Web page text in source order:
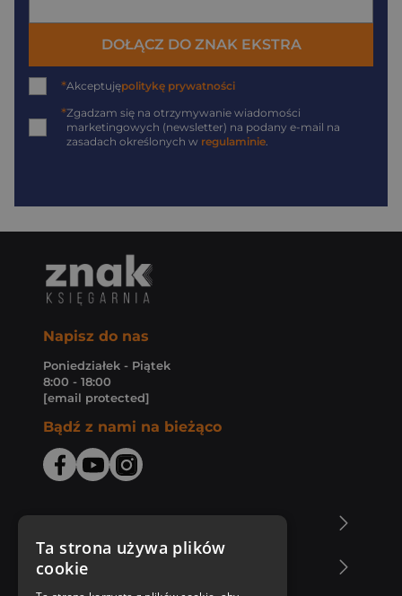
DOŁĄCZ DO ZNAK EKSTRA
*Akceptujępolitykę prywatności
*Zgadzam się na otrzymywanie wiadomości
marketingowych (newsletter) na podany e-mail na
zasadach określonych w regulaminie.
Napisz do nas
Poniedziałek - Piątek
8:00 - 18:00
[email protected]
Bądź z nami na bieżąco
Zakupy u nas
Ta strona używa plików
cookie